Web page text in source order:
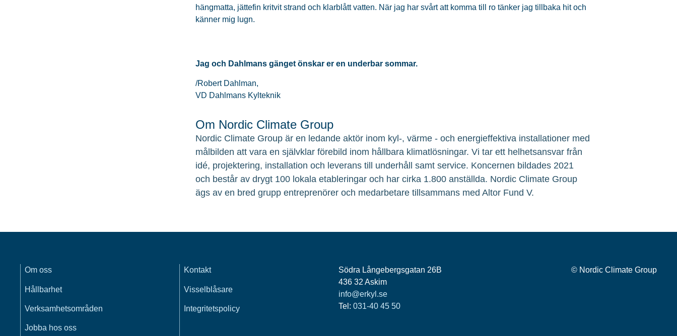
hängmatta, jättefin kritvit strand och klarblått vatten. När jag har svårt att komma till ro tänker jag tillbaka hit och
känner mig lugn.
Jag och Dahlmans gänget önskar er en underbar sommar.
/Robert Dahlman,
VD Dahlmans Kylteknik
Om Nordic Climate Group
Nordic Climate Group är en ledande aktör inom kyl-, värme - och energieffektiva installationer med
målbilden att vara en självklar förebild inom hållbara klimatlösningar. Vi tar ett helhetsansvar från
idé, projektering, installation och leverans till underhåll samt service. Koncernen bildades 2021
och består av drygt 100 lokala etableringar och har cirka 1.800 anställda. Nordic Climate Group
ägs av en bred grupp entreprenörer och medarbetare tillsammans med Altor Fund V.
Om oss
Hållbarhet
Verksamhetsområden
Jobba hos oss
Kontakt
Visselblåsare
Integritetspolicy
Södra Långebergsgatan 26B
436 32 Askim
info@erkyl.se
Tel: 031-40 45 50
© Nordic Climate Group